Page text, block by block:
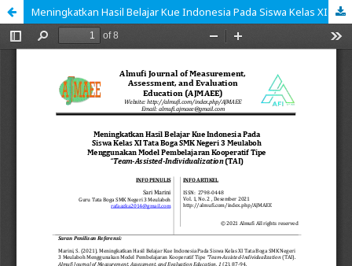
Meningkatkan Hasil Belajar Kue Indonesia Pada Siswa Kelas XI Tata Boga SMK Negeri 3 Meulaboh Menggunakan Model Pembelajaran Kooperatif Tipe “Team-Assisted-Individualization (TAI)